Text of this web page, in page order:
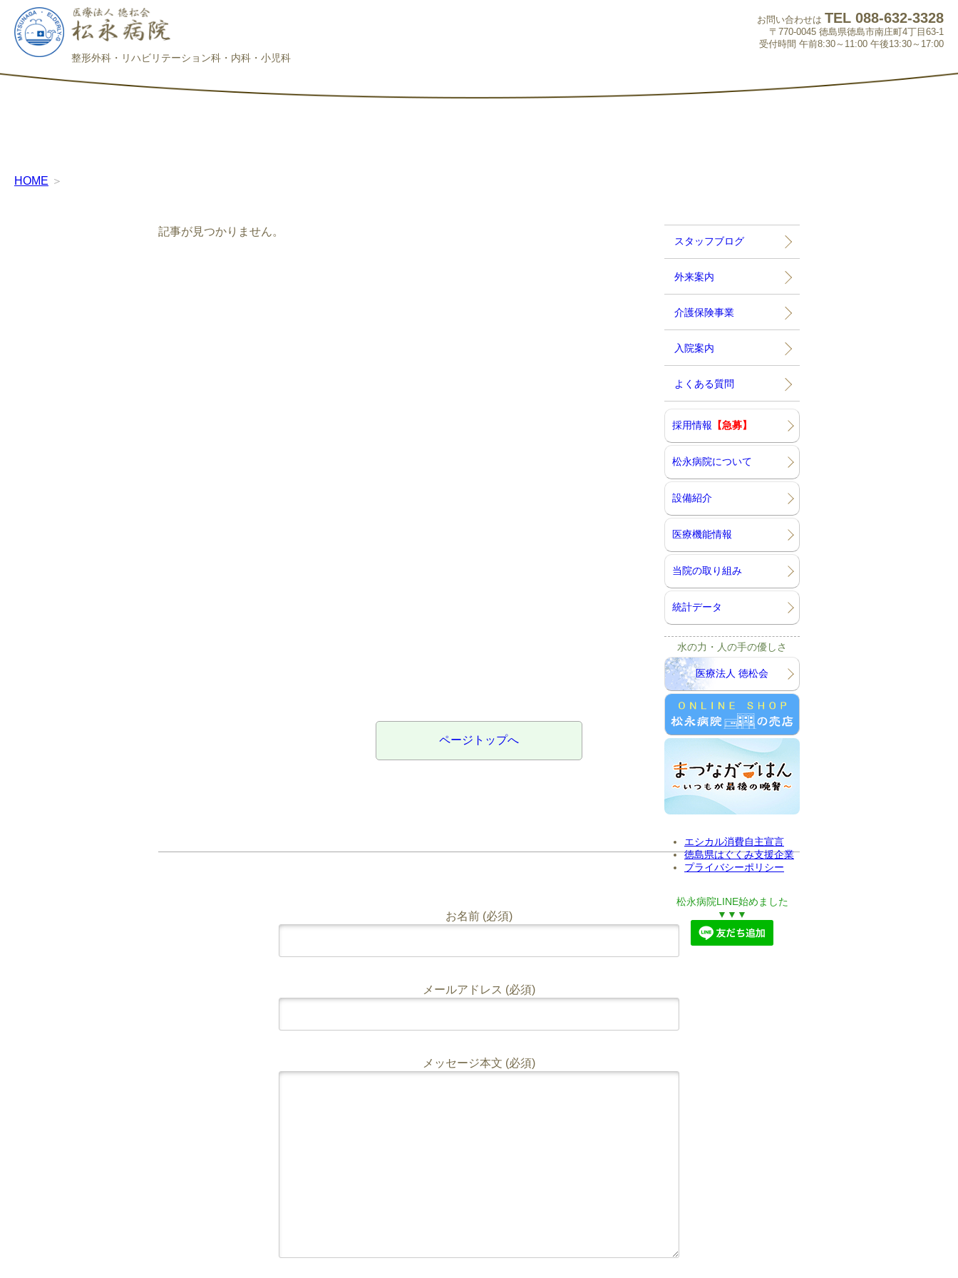
整形外科・リハビリテーション科・内科・小児科
お問い合わせは TEL 088-632-3328
〒770-0045 徳島県徳島市南庄町4丁目63-1
受付時間 午前8:30～11:00 午後13:30～17:00
HOME ＞
記事が見つかりません。
スタッフブログ
外来案内
介護保険事業
入院案内
よくある質問
採用情報 【急募】
松永病院について
設備紹介
医療機能情報
当院の取り組み
統計データ
水の力・人の手の優しさ
医療法人 徳松会
エシカル消費自主宣言
徳島県はぐくみ支援企業
プライバシーポリシー
松永病院LINE始めました
▼▼▼
ページトップへ
お名前 (必須)
メールアドレス (必須)
メッセージ本文 (必須)